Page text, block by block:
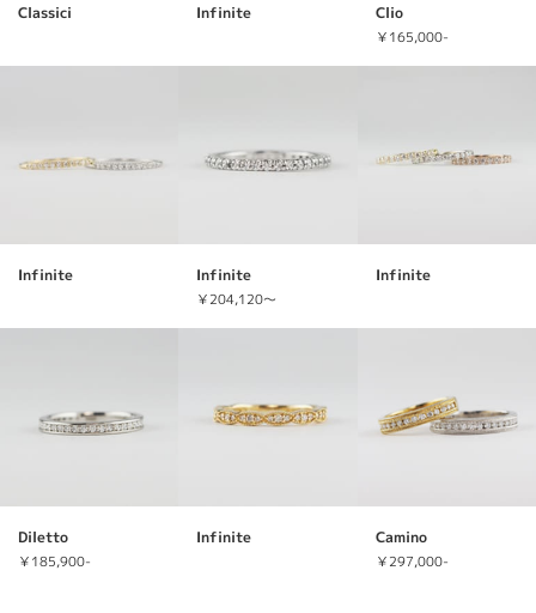
Classici Infinite Clio
￥165,000-
Infinite Infinite
￥204,120～
Infinite
Diletto
￥185,900-
Infinite Camino
￥297,000-